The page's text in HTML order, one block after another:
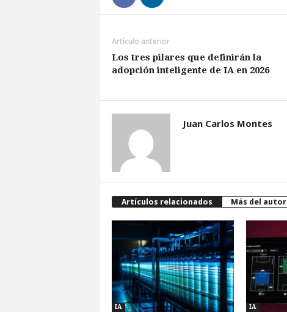
Artículo anterior
Los tres pilares que definirán la
adopción inteligente de IA en 2026
Juan Carlos Montes
Artículos relacionados Más del autor
IA IA